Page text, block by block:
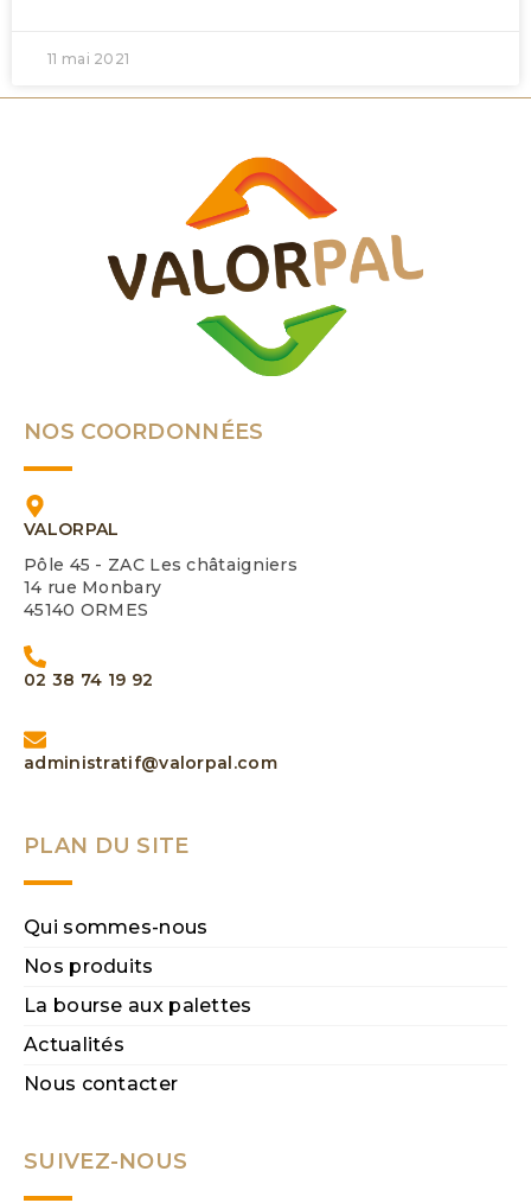
11 mai 2021
NOS COORDONNÉES
VALORPAL
Pôle 45 - ZAC Les châtaigniers
14 rue Monbary
45140 ORMES
02 38 74 19 92
administratif@valorpal.com
PLAN DU SITE
Qui sommes-nous
Nos produits
La bourse aux palettes
Actualités
Nous contacter
SUIVEZ-NOUS